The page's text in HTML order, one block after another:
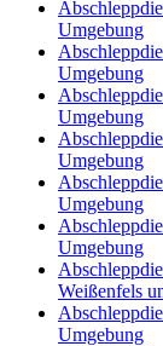
Umgebung
Umgebung
Umgebung
Umgebung
Umgebung
Umgebung
Weißenfels
Umgebung